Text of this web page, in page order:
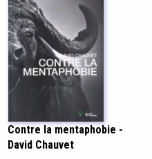
Contre la mentaphobie -
David Chauvet